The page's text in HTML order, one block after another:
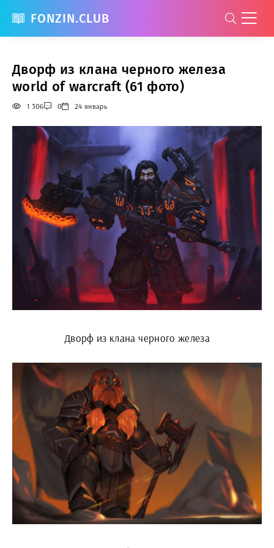
FONZIN.CLUB
Дворф из клана черного железа
world of warcraft (61 фото)
1 306 0 24 январь
Дворф из клана черного железа